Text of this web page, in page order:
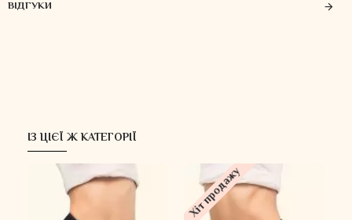
ВІДГУКИ
ІЗ ЦІЄЇ Ж КАТЕГОРІЇ
Хіт продажу